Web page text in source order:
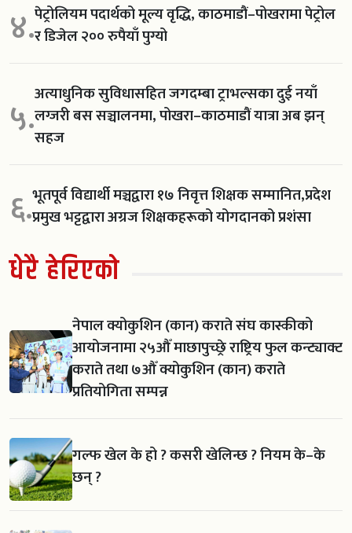
४.पेट्रोलियम पदार्थको मूल्य वृद्धि, काठमाडौं–पोखरामा पेट्रोल
र डिजेल २०० रुपैयाँ पुग्यो
५.अत्याधुनिक सुविधासहित जगदम्बा ट्राभल्सका दुई नयाँ
लग्जरी बस सञ्चालनमा, पोखरा–काठमाडौं यात्रा अब झन्
सहज
६.भूतपूर्व विद्यार्थी मञ्चद्वारा १७ निवृत्त शिक्षक सम्मानित,प्रदेश
प्रमुख भट्टद्वारा अग्रज शिक्षकहरूको योगदानको प्रशंसा
धेरै हेरिएको
नेपाल क्योकुशिन (कान) कराते संघ कास्कीको
आयोजनामा २५औँ माछापुच्छ्रे राष्ट्रिय फुल कन्ट्याक्ट
कराते तथा ७औँ क्योकुशिन (कान) कराते
प्रतियोगिता सम्पन्न
गल्फ खेल के हो ? कसरी खेलिन्छ ? नियम के–के
छन् ?